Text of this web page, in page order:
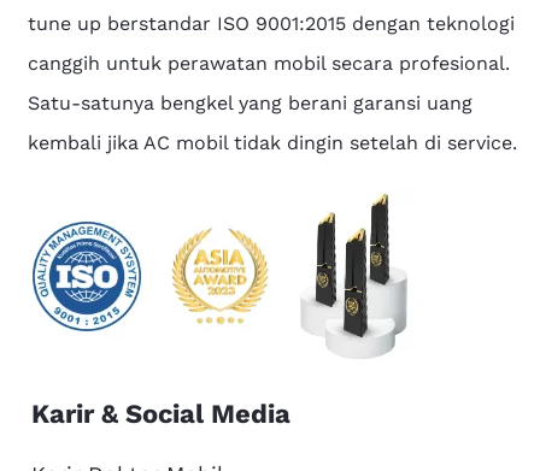
tune up berstandar ISO 9001:2015 dengan teknologi
canggih untuk perawatan mobil secara profesional.
Satu-satunya bengkel yang berani garansi uang
kembali jika AC mobil tidak dingin setelah di service.
Karir & Social Media